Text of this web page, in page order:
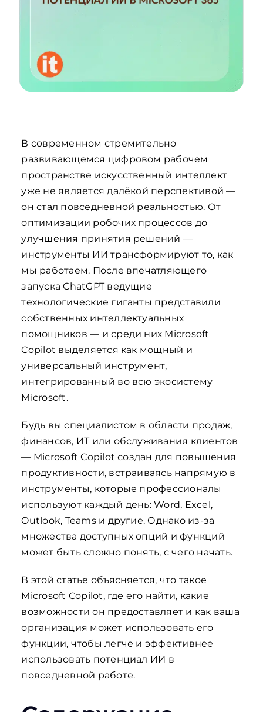
В современном стремительно
развивающемся цифровом рабочем
пространстве искусственный интеллект
уже не является далёкой перспективой —
он стал повседневной реальностью. От
оптимизации робочих процессов до
улучшения принятия решений —
инструменты ИИ трансформируют то, как
мы работаем. После впечатляющего
запуска ChatGPT ведущие
технологические гиганты представили
собственных интеллектуальных
помощников — и среди них Microsoft
Copilot выделяется как мощный и
универсальный инструмент,
интегрированный во всю экосистему
Microsoft.
Будь вы специалистом в области продаж,
финансов, ИТ или обслуживания клиентов
— Microsoft Copilot создан для повышения
продуктивности, встраиваясь напрямую в
инструменты, которые профессионалы
используют каждый день: Word, Excel,
Outlook, Teams и другие. Однако из-за
множества доступных опций и функций
может быть сложно понять, с чего начать.
В этой статье объясняется, что такое
Microsoft Copilot, где его найти, какие
возможности он предоставляет и как ваша
организация может использовать его
функции, чтобы легче и эффективнее
использовать потенциал ИИ в
повседневной работе.